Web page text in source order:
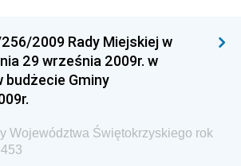
Ministra Spraw Zagranicznych
Centralnego Biura
Urzędu Patentowego
2009 Rady Miejskiej w
29 września 2009r. w
budżecie Gminy
Województwa Świętokrzyskiego rok